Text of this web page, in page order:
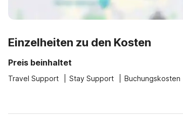
Einzelheiten zu den Kosten
Preis beinhaltet
Travel Support Stay Support Buchungskosten